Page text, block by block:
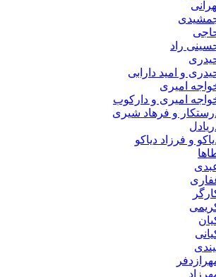
راد
و امید دارابی
امیری
امیری و دارکوب
و فرهاد شيرى
و فرزاد دیاکو